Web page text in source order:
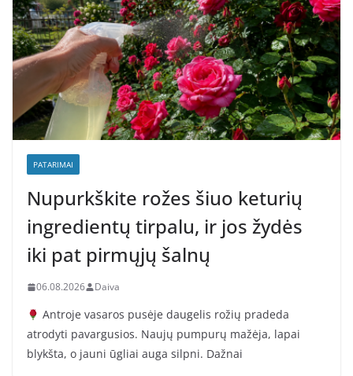
PATARIMAI
Nupurkškite rožes šiuo keturių
ingredientų tirpalu, ir jos žydės
iki pat pirmųjų šalnų
06.08.2026 Daiva
Antroje vasaros pusėje daugelis rožių pradeda
atrodyti pavargusios. Naujų pumpurų mažėja, lapai
blykšta, o jauni ūgliai auga silpni. Dažnai